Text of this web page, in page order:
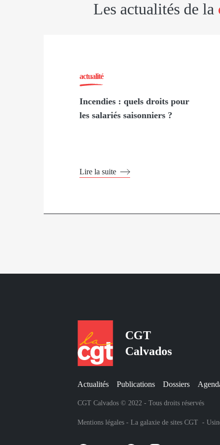
Les actualités de la
actualité
Incendies : quels droits pour
les salariés saisonniers ?
Lire la suite
CGT
Calvados
Actualités Publications Dossiers
CGT Calvados © 2022 - Tous droits réservés
Mentions légales - La galaxie de sites CGT -